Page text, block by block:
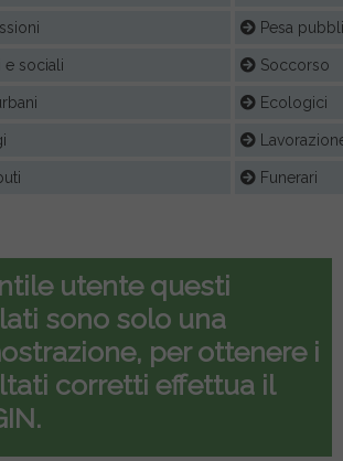
Pesa
e sociali Soccorso
Ecologici
Funerari
utente questi
sono solo una
per ottenere i
corretti effettua il